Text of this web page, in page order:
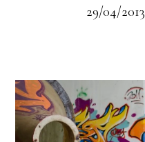
29/04/2013